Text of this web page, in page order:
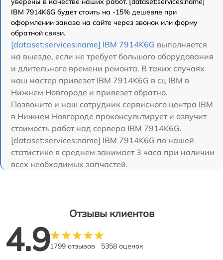
IBM 7914K6G будет стоить на -15% дешевле при
оформлении заказа на сайте через звонок или форму
обратной связи.
[dataset:services:name] IBM 7914K6G выполняется
на выезде, если не требует большого оборудования
и длительного времени ремонта. В таких случаях
наш мастер привезет IBM 7914K6G в сц IBM в
Нижнем Новгороде и привезет обратно.
Позвоните и наш сотрудник сервисного центра IBM
в Нижнем Новгороде проконсультирует и озвучит
стоимость работ над сервера IBM 7914K6G.
[dataset:services:name] IBM 7914K6G по нашей
статистике в среднем занимает 3 часа при наличии
всех необходимых запчастей.
Отзывы клиентов
4.91799 отзывов 5358 оценок